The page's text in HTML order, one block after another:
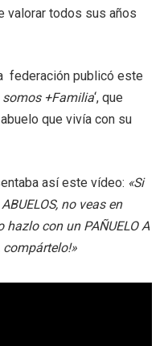
valorar todos sus años
federación publicó este
somos +Familia‘, que
que vivía con su
así este vídeo: «Si
no veas en
con un PAÑUELO A